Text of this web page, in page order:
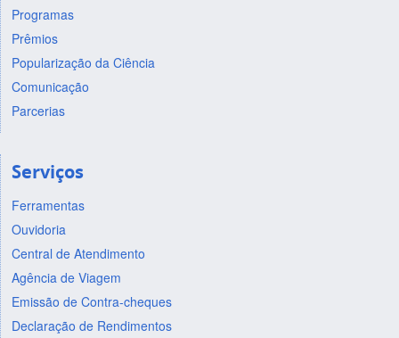
Programas
Prêmios
Popularização da Ciência
Comunicação
Parcerias
Serviços
Ferramentas
Ouvidoria
Central de Atendimento
Agência de Viagem
Emissão de Contra-cheques
Declaração de Rendimentos